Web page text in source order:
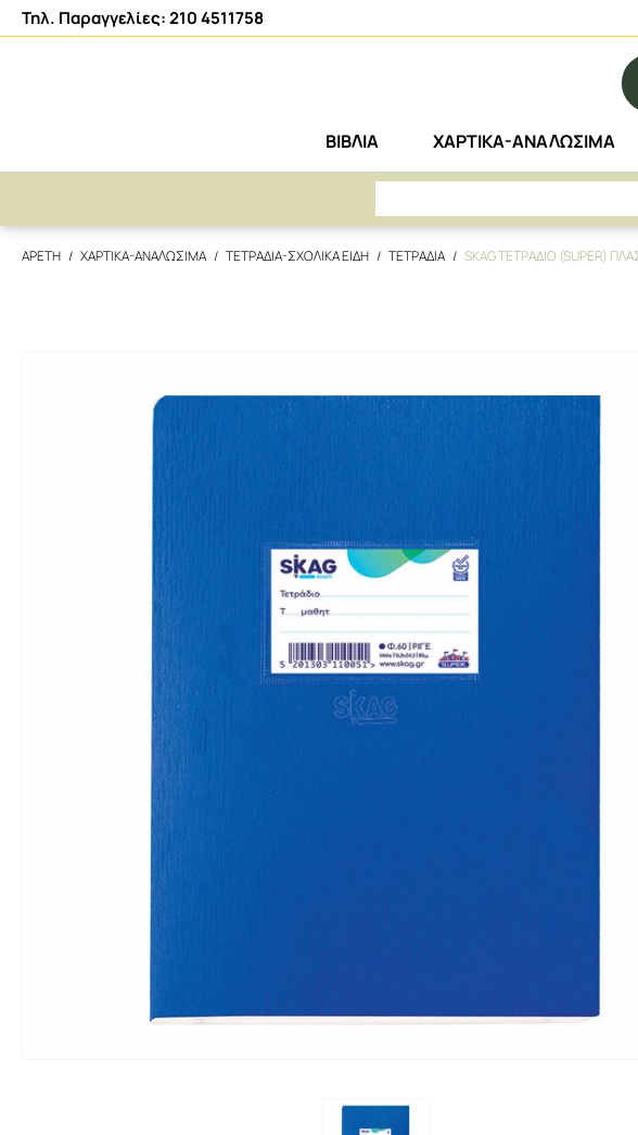
Τηλ. Παραγγελίες: 210 4511758
ΒΙΒΛΙΑ ΧΑΡΤΙΚΑ-ΑΝΑΛΩΣΙΜΑ
ΑΡΕΤΗ ΧΑΡΤΙΚΑ-ΑΝΑΛΩΣΙΜΑ ΤΕΤΡΑΔΙΑ-ΣΧΟΛΙΚΑ ΕΙΔΗ ΤΕΤΡΑΔΙΑ SKAG ΤΕΤΡΑΔΙΟ (SUPER)